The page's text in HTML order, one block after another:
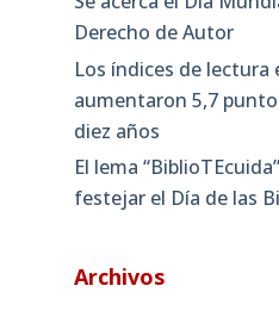
Derecho de Autor
Los índices de lectura
aumentaron 5,7
diez años
El lema
festejar el Día de las
Archivos